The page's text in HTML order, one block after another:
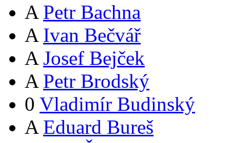
A Petr Bachna
A Ivan Bečvář
A Josef Bejček
A Petr Brodský
0 Vladimír Budinský
A Eduard Bureš